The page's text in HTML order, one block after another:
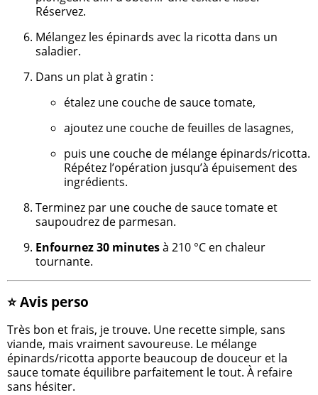
Réservez.
Mélangez les épinards avec la ricotta dans un
saladier.
Dans un plat à gratin :
étalez une couche de sauce tomate,
ajoutez une couche de feuilles de lasagnes,
puis une couche de mélange épinards/ricotta.
Répétez l’opération jusqu’à épuisement des
ingrédients.
Terminez par une couche de sauce tomate et
saupoudrez de parmesan.
Enfournez 30 minutesà 210 °C en chaleur
tournante.
⭐ Avis perso
Très bon et frais, je trouve. Une recette simple, sans
viande, mais vraiment savoureuse. Le mélange
épinards/ricotta apporte beaucoup de douceur et la
sauce tomate équilibre parfaitement le tout. À refaire
sans hésiter.